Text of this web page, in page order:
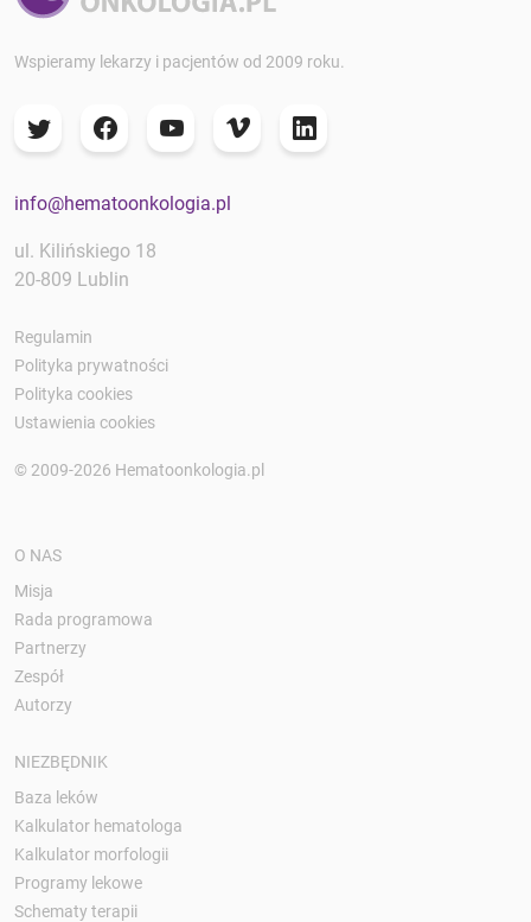
Wspieramy lekarzy i pacjentów od 2009 roku.
info@hematoonkologia.pl
ul. Kilińskiego 18
20-809 Lublin
Regulamin
Polityka prywatności
Polityka cookies
Ustawienia cookies
© 2009-2026 Hematoonkologia.pl
O NAS
Misja
Rada programowa
Partnerzy
Zespół
Autorzy
NIEZBĘDNIK
Baza leków
Kalkulator hematologa
Kalkulator morfologii
Programy lekowe
Schematy terapii